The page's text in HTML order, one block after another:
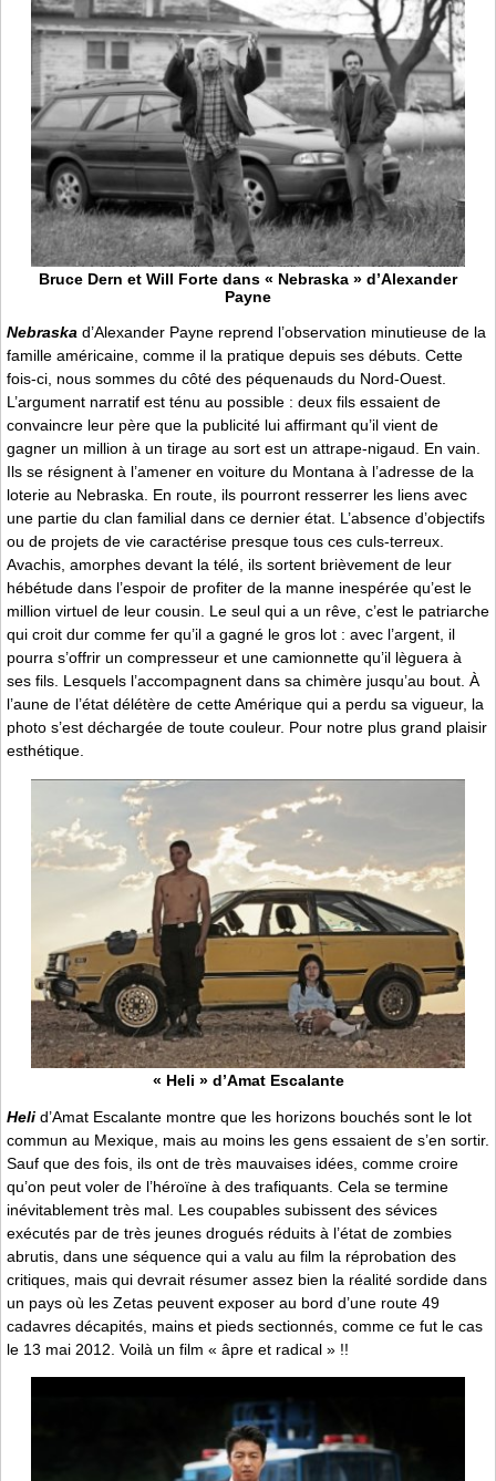
Bruce Dern et Will Forte dans « Nebraska » d’Alexander
Payne
Nebraska d’Alexander Payne reprend l’observation minutieuse de la
famille américaine, comme il la pratique depuis ses débuts. Cette
fois-ci, nous sommes du côté des péquenauds du Nord-Ouest.
L’argument narratif est ténu au possible : deux fils essaient de
convaincre leur père que la publicité lui affirmant qu’il vient de
gagner un million à un tirage au sort est un attrape-nigaud. En vain.
Ils se résignent à l’amener en voiture du Montana à l’adresse de la
loterie au Nebraska. En route, ils pourront resserrer les liens avec
une partie du clan familial dans ce dernier état. L’absence d’objectifs
ou de projets de vie caractérise presque tous ces culs-terreux.
Avachis, amorphes devant la télé, ils sortent brièvement de leur
hébétude dans l’espoir de profiter de la manne inespérée qu’est le
million virtuel de leur cousin. Le seul qui a un rêve, c’est le patriarche
qui croit dur comme fer qu’il a gagné le gros lot : avec l’argent, il
pourra s’offrir un compresseur et une camionnette qu’il lèguera à
ses fils. Lesquels l’accompagnent dans sa chimère jusqu’au bout. À
l’aune de l’état délétère de cette Amérique qui a perdu sa vigueur, la
photo s’est déchargée de toute couleur. Pour notre plus grand plaisir
esthétique.
« Heli » d’Amat Escalante
Heli d’Amat Escalante montre que les horizons bouchés sont le lot
commun au Mexique, mais au moins les gens essaient de s’en sortir.
Sauf que des fois, ils ont de très mauvaises idées, comme croire
qu’on peut voler de l’héroïne à des trafiquants. Cela se termine
inévitablement très mal. Les coupables subissent des sévices
exécutés par de très jeunes drogués réduits à l’état de zombies
abrutis, dans une séquence qui a valu au film la réprobation des
critiques, mais qui devrait résumer assez bien la réalité sordide dans
un pays où les Zetas peuvent exposer au bord d’une route 49
cadavres décapités, mains et pieds sectionnés, comme ce fut le cas
le 13 mai 2012. Voilà un film « âpre et radical » !!